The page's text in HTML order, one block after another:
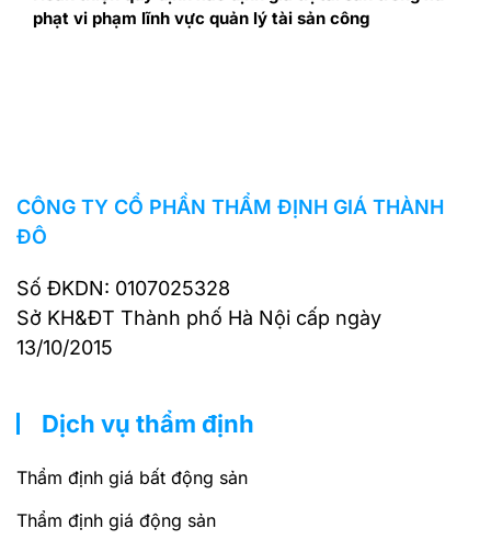
phạt vi phạm lĩnh vực quản lý tài sản công
CÔNG TY CỔ PHẦN THẨM ĐỊNH GIÁ THÀNH
ĐÔ
Số ĐKDN: 0107025328
Sở KH&ĐT Thành phố Hà Nội cấp ngày
13/10/2015
Dịch vụ thẩm định
Thẩm định giá bất động sản
Thẩm định giá động sản